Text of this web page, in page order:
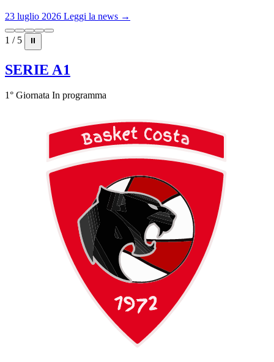
23 luglio 2026 Leggi la news →
1 / 5 ⏸
SERIE A1
1° Giornata In programma